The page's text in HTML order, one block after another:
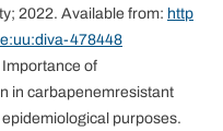
2022. Available from: http
478448
of
in carbapenemresistant
purposes.